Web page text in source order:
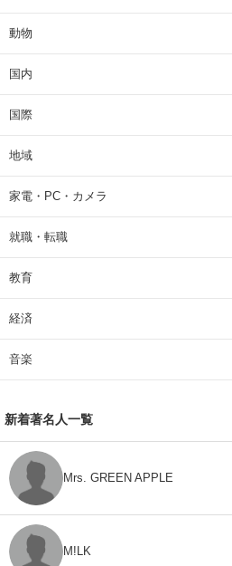
動物
国内
国際
地域
家電・PC・カメラ
就職・転職
教育
経済
音楽
新着著名人一覧
Mrs. GREEN APPLE
M!LK